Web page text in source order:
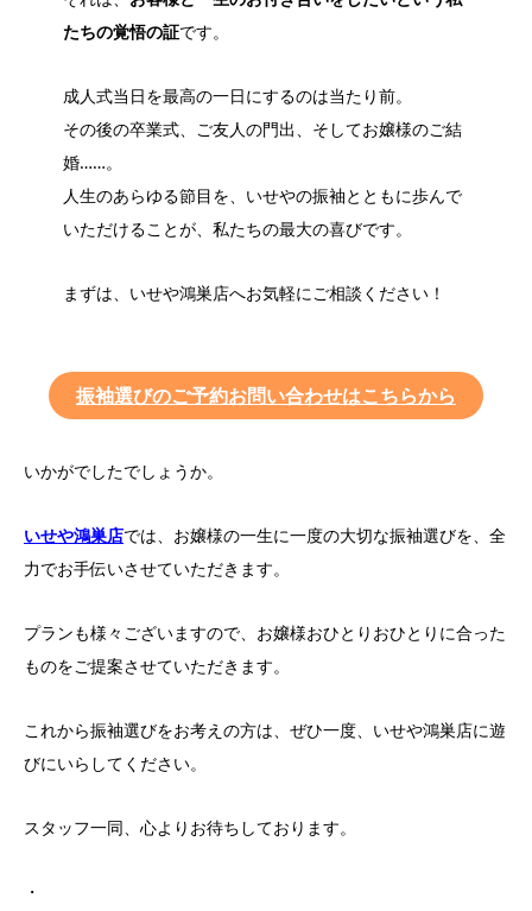
たちの覚悟の証です。
成人式当日を最高の一日にするのは当たり前。
その後の卒業式、ご友人の門出、そしてお嬢様のご結
婚……。
人生のあらゆる節目を、いせやの振袖とともに歩んで
いただけることが、私たちの最大の喜びです。
まずは、いせや鴻巣店へお気軽にご相談ください！
振袖選びのご予約お問い合わせはこちらから
いかがでしたでしょうか。
いせや鴻巣店では、お嬢様の一生に一度の大切な振袖選びを、全
力でお手伝いさせていただきます。
プランも様々ございますので、お嬢様おひとりおひとりに合った
ものをご提案させていただきます。
これから振袖選びをお考えの方は、ぜひ一度、いせや鴻巣店に遊
びにいらしてください。
スタッフ一同、心よりお待ちしております。
・